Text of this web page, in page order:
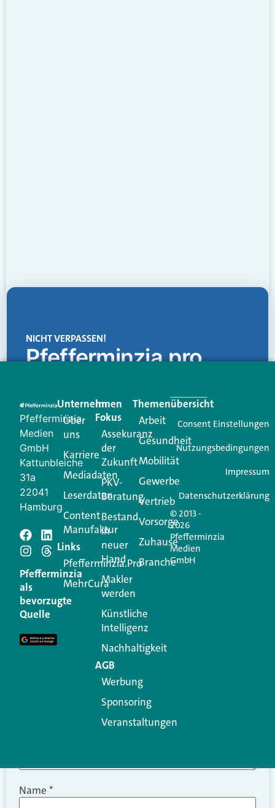
NICHT VERPASSEN!
Pfefferminzia.pro
Creator für Ihre Kundenkommunikation. Alles, was
Ihren Vertriebsalltag leichter macht. Mit nur einem
Login.
Jetzt anmelden
Schreiben Sie einen
Kommentar
Ihre E-Mail-Adresse wird nicht veröffentlicht.
Erforderliche Felder sind mit
Kommentar
Name *
Pfefferminzia
Medien
GmbH
Kattunbleiche
31a
22041
Hamburg
Pfefferminzia
als
bevorzugte
Quelle
Unternehmen
Über
uns
Karriere
Mediadaten
Leserdaten
Content
Manufaktur
Links
Pfefferminzia.Pro
MehrCura
Im
Fokus
Assekuranz
der
Zukunft
PKV-
Beratung
Bestand
in
neuer
Hand
Makler
werden
Künstliche
Intelligenz
Nachhaltigkeit
AGB
Werbung
Sponsoring
Veranstaltungen
Themenübersicht
Arbeit
Gesundheit
Mobilität
Gewerbe
Vertrieb
Vorsorge
Zuhause
Branche
© 2013 -
2026
Pfefferminzia
Medien
GmbH
Consent Einstellungen
Nutzungsbedingungen
Impressum
Datenschutzerklärung